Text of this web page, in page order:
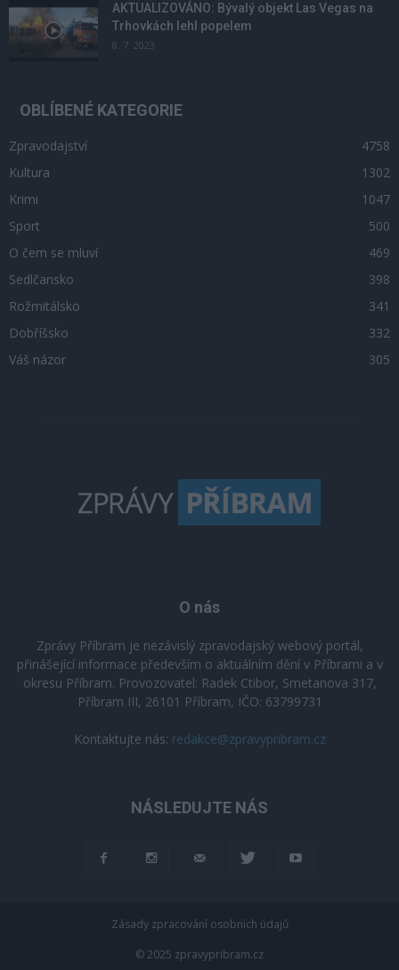
AKTUALIZOVÁNO: Bývalý objekt Las Vegas na
Trhovkách lehl popelem
8. 7. 2023
OBLÍBENÉ KATEGORIE
Zpravodajství
4758
Kultura
1302
Krimi
1047
Sport
500
O čem se mluví
469
Sedlčansko
398
Rožmitálsko
341
Dobříšsko
332
Váš názor
305
O nás
Zprávy Příbram je nezávislý zpravodajský webový portál,
přinášející informace především o aktuálním dění v Příbrami a v
okresu Příbram. Provozovatel: Radek Ctibor, Smetanova 317,
Příbram III, 26101 Příbram, IČO: 63799731
Kontaktujte nás: redakce@zpravypribram.cz
NÁSLEDUJTE NÁS
Zásady zpracování osobních údajů
© 2025 zpravypribram.cz